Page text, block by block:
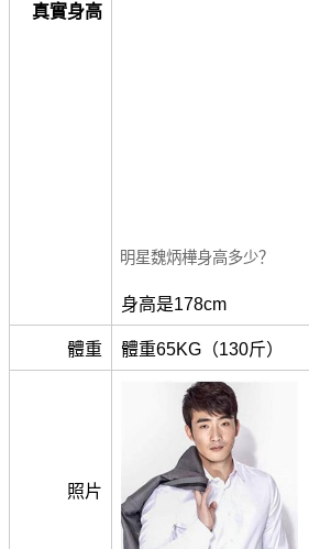
真實身高
明星魏炳樺身高多少？
身高是178cm
體重 體重65KG（130斤）
照片